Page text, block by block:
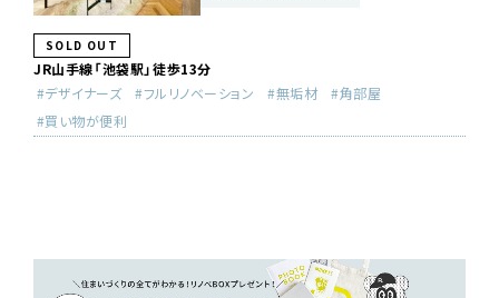
SOLD OUT
JR山手線「池袋駅」徒歩13分
デザイナーズ
フルリノベーション 無垢材
角部屋
買い物が便利